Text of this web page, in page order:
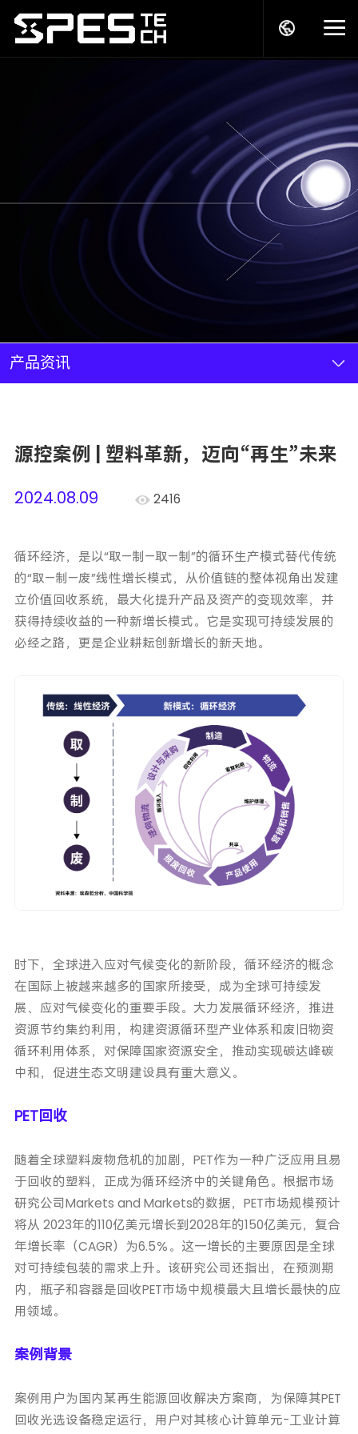
解决方案
商务模式
新闻资讯
加入我们
产品资讯
源控案例 | 塑料革新，迈向“再生”未来
2024.08.09
2416
循环经济，是以“取—制—取—制”的循环生产模式替代传统
的“取—制—废”线性增长模式，从价值链的整体视角出发建
立价值回收系统，最大化提升产品及资产的变现效率，并
获得持续收益的一种新增长模式。它是实现可持续发展的
必经之路，更是企业耕耘创新增长的新天地。
时下，全球进入应对气候变化的新阶段，循环经济的概念
在国际上被越来越多的国家所接受，成为全球可持续发
展、应对气候变化的重要手段。大力发展循环经济，推进
资源节约集约利用，构建资源循环型产业体系和废旧物资
循环利用体系，对保障国家资源安全，推动实现碳达峰碳
中和，促进生态文明建设具有重大意义。
PET回收
随着全球塑料废物危机的加剧，PET作为一种广泛应用且易
于回收的塑料，正成为循环经济中的关键角色。根据市场
研究公司Markets and Markets的数据，PET市场规模预计
将从 2023年的110亿美元增长到2028年的150亿美元，复合
年增长率（CAGR）为6.5％。这一增长的主要原因是全球
对可持续包装的需求上升。该研究公司还指出，在预测期
内，瓶子和容器是回收PET市场中规模最大且增长最快的应
用领域。
案例背景
案例用户为国内某再生能源回收解决方案商，为保障其PET
回收光选设备稳定运行，用户对其核心计算单元-工业计算